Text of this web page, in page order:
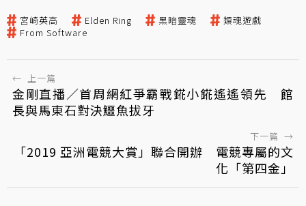
宮崎英高 Elden Ring 黑暗靈魂
類魂遊戲
From Software
← 上一篇
金剛直播／首周網紅爭霸戰錵小錵遙遙領先 館
長與馬東石對決鱷魚拔牙
下一篇 →
「2019 亞洲電競大賞」聯合開辦 電競專屬的文
化「第四金」